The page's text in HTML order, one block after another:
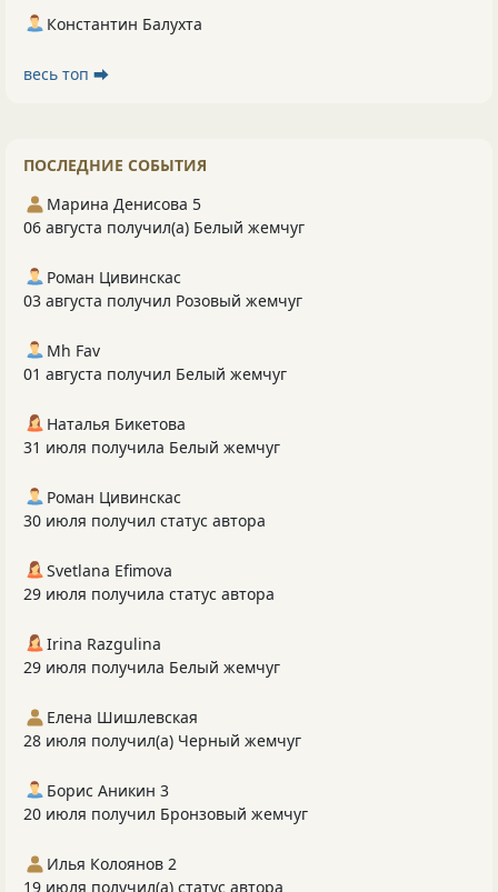
Константин Балухта
весь топ ⮕
ПОСЛЕДНИЕ СОБЫТИЯ
Марина Денисова 5
06 августа получил(а) Белый жемчуг
Роман Цивинскас
03 августа получил Розовый жемчуг
Mh Fav
01 августа получил Белый жемчуг
Наталья Бикетова
31 июля получила Белый жемчуг
Роман Цивинскас
30 июля получил статус автора
Svetlana Efimova
29 июля получила статус автора
Irina Razgulina
29 июля получила Белый жемчуг
Елена Шишлевская
28 июля получил(а) Черный жемчуг
Борис Аникин 3
20 июля получил Бронзовый жемчуг
Илья Колоянов 2
19 июля получил(а) статус автора